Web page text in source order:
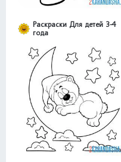
Раскраски Для детей 3-4
года